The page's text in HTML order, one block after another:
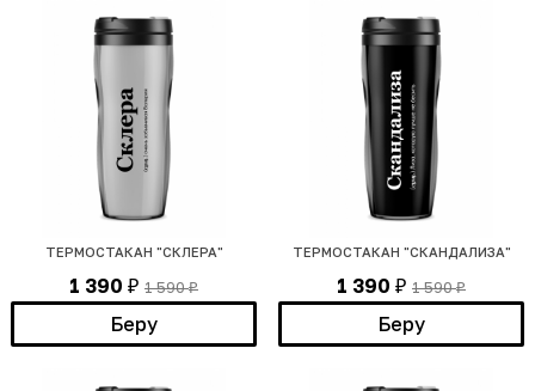
ТЕРМОСТАКАН "СКЛЕРА"
1 390 ₽ 1 590₽
Беру
ТЕРМОСТАКАН "СКАНДАЛИЗА"
1 390 ₽ 1 590₽
Беру